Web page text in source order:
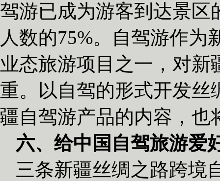
驾游已成为游客到达景区
人数的75%。自驾游作
业态旅游项目之一，对
重。以自驾的形式开发丝
疆自驾游产品的内容，也
六、给中国自驾旅游爱
三条新疆丝绸之路跨境